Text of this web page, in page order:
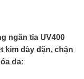
ngăn tia UV400
kim dày dặn, chặn
da: